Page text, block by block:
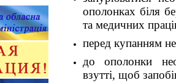
ополонках біля
та медичних
перед купанням
до ополонки
взутті, щоб